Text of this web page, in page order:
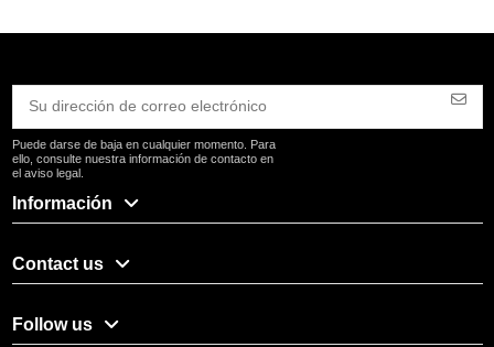
Puede darse de baja en cualquier momento. Para
ello, consulte nuestra información de contacto en
el aviso legal.
Información
Contact us
Follow us